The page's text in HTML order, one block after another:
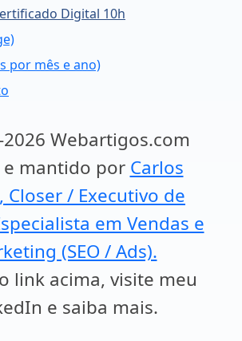
Digital 10h
por mês e ano)
Webartigos.com
e mantido por Carlos
Closer / Executivo de
em Vendas e
(SEO / Ads).
link acima, visite meu
e saiba mais.